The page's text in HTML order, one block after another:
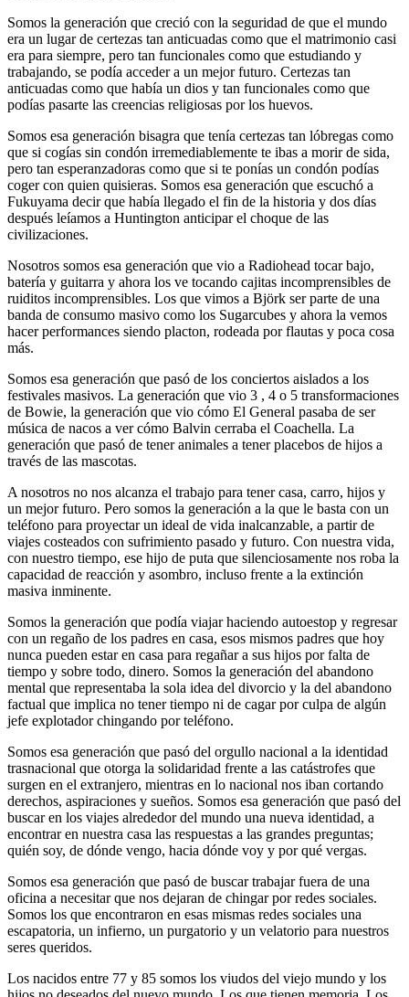
Somos la generación que creció con la seguridad de que el mundo
era un lugar de certezas tan anticuadas como que el matrimonio casi
era para siempre, pero tan funcionales como que estudiando y
trabajando, se podía acceder a un mejor futuro. Certezas tan
anticuadas como que había un dios y tan funcionales como que
podías pasarte las creencias religiosas por los huevos.
Somos esa generación bisagra que tenía certezas tan lóbregas como
que si cogías sin condón irremediablemente te ibas a morir de sida,
pero tan esperanzadoras como que si te ponías un condón podías
coger con quien quisieras. Somos esa generación que escuchó a
Fukuyama decir que había llegado el fin de la historia y dos días
después leíamos a Huntington anticipar el choque de las
civilizaciones.
Nosotros somos esa generación que vio a Radiohead tocar bajo,
batería y guitarra y ahora los ve tocando cajitas incomprensibles de
ruiditos incomprensibles. Los que vimos a Björk ser parte de una
banda de consumo masivo como los Sugarcubes y ahora la vemos
hacer performances siendo placton, rodeada por flautas y poca cosa
más.
Somos esa generación que pasó de los conciertos aislados a los
festivales masivos. La generación que vio 3 , 4 o 5 transformaciones
de Bowie, la generación que vio cómo El General pasaba de ser
música de nacos a ver cómo Balvin cerraba el Coachella. La
generación que pasó de tener animales a tener placebos de hijos a
través de las mascotas.
A nosotros no nos alcanza el trabajo para tener casa, carro, hijos y
un mejor futuro. Pero somos la generación a la que le basta con un
teléfono para proyectar un ideal de vida inalcanzable, a partir de
viajes costeados con sufrimiento pasado y futuro. Con nuestra vida,
con nuestro tiempo, ese hijo de puta que silenciosamente nos roba la
capacidad de reacción y asombro, incluso frente a la extinción
masiva inminente.
Somos la generación que podía viajar haciendo autoestop y regresar
con un regaño de los padres en casa, esos mismos padres que hoy
nunca pueden estar en casa para regañar a sus hijos por falta de
tiempo y sobre todo, dinero. Somos la generación del abandono
mental que representaba la sola idea del divorcio y la del abandono
factual que implica no tener tiempo ni de cagar por culpa de algún
jefe explotador chingando por teléfono.
Somos esa generación que pasó del orgullo nacional a la identidad
trasnacional que otorga la solidaridad frente a las catástrofes que
surgen en el extranjero, mientras en lo nacional nos iban cortando
derechos, aspiraciones y sueños. Somos esa generación que pasó del
buscar en los viajes alrededor del mundo una nueva identidad, a
encontrar en nuestra casa las respuestas a las grandes preguntas;
quién soy, de dónde vengo, hacia dónde voy y por qué vergas.
Somos esa generación que pasó de buscar trabajar fuera de una
oficina a necesitar que nos dejaran de chingar por redes sociales.
Somos los que encontraron en esas mismas redes sociales una
escapatoria, un infierno, un purgatorio y un velatorio para nuestros
seres queridos.
Los nacidos entre 77 y 85 somos los viudos del viejo mundo y los